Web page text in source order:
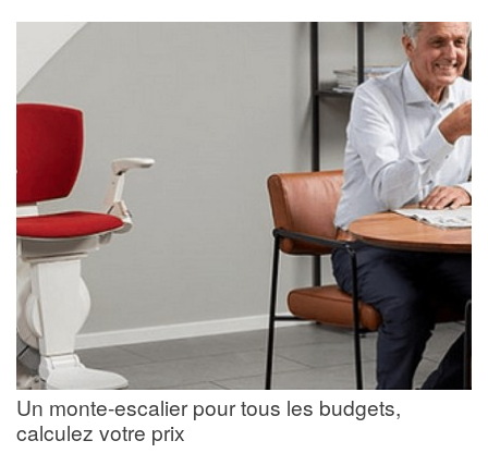
Un monte-escalier pour tous les budgets,
calculez votre prix